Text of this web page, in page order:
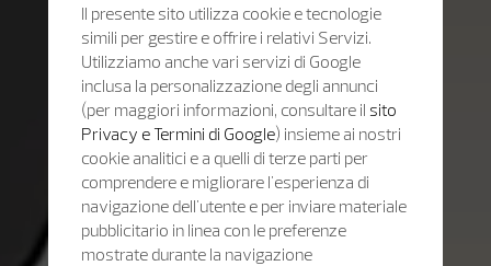
Il presente sito utilizza cookie e tecnologie
simili per gestire e offrire i relativi Servizi.
Utilizziamo anche vari servizi di Google
inclusa la personalizzazione degli annunci
(per maggiori informazioni, consultare il sito
Privacy e Termini di Google) insieme ai nostri
cookie analitici e a quelli di terze parti per
comprendere e migliorare l'esperienza di
navigazione dell'utente e per inviare materiale
pubblicitario in linea con le preferenze
mostrate durante la navigazione